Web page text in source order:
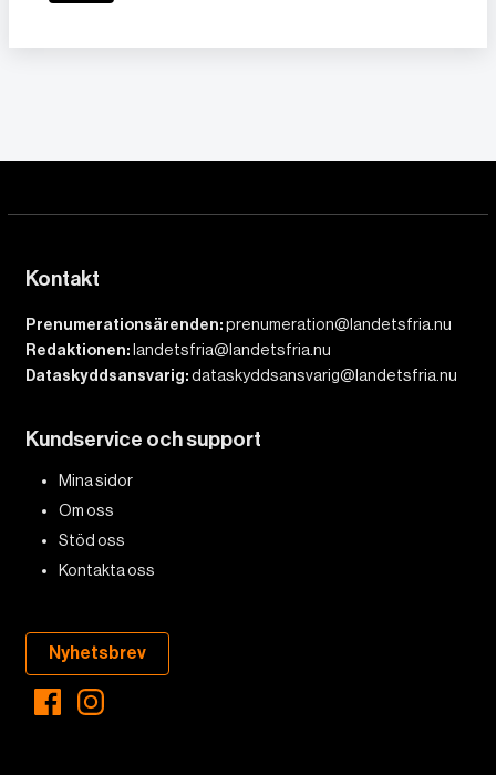
Kontakt
Prenumerationsärenden:prenumeration@landetsfria.nu
Redaktionen: landetsfria@landetsfria.nu
Dataskyddsansvarig:dataskyddsansvarig@landetsfria.nu
Kundservice och support
Mina sidor
Om oss
Stöd oss
Kontakta oss
Nyhetsbrev